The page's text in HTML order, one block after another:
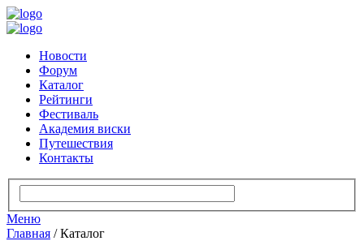
Новости
Форум
Каталог
Рейтинги
Фестиваль
Академия виски
Путешествия
Контакты
Меню
Главная /Каталог